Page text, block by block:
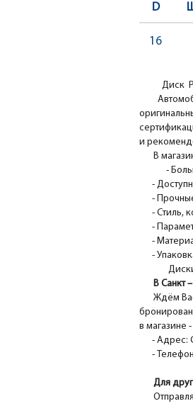
D
16
Диск
и
В
-
-
-
- Стиль,
-
-
-
Диски
В Санкт
Ждём
в магазине
- Адрес:
-
Для